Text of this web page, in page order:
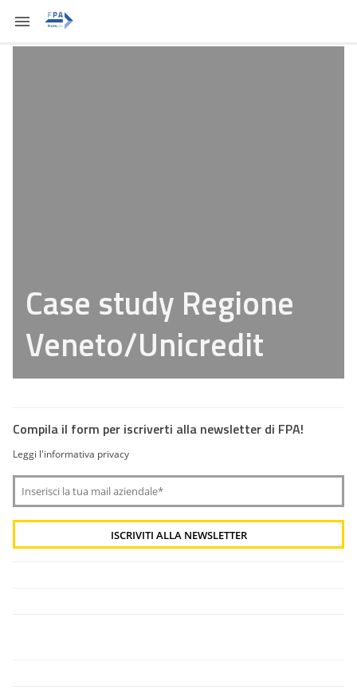
Case study Regione
Veneto/Unicredit
Compila il form per iscriverti alla newsletter di FPA!
Leggi l'informativa privacy